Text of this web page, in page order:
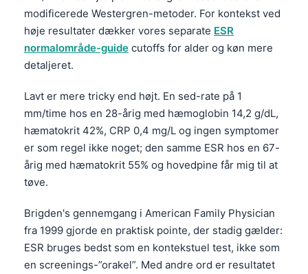
modificerede Westergren-metoder. For kontekst ved
høje resultater dækker vores separate ESR
normalområde-guide cutoffs for alder og køn mere
detaljeret.
Lavt er mere tricky end højt. En sed-rate på 1
mm/time hos en 28-årig med hæmoglobin 14,2 g/dL,
hæmatokrit 42%, CRP 0,4 mg/L og ingen symptomer
er som regel ikke noget; den samme ESR hos en 67-
årig med hæmatokrit 55% og hovedpine får mig til at
tøve.
Brigden's gennemgang i American Family Physician
fra 1999 gjorde en praktisk pointe, der stadig gælder:
ESR bruges bedst som en kontekstuel test, ikke som
en screenings-”orakel”. Med andre ord er resultatet